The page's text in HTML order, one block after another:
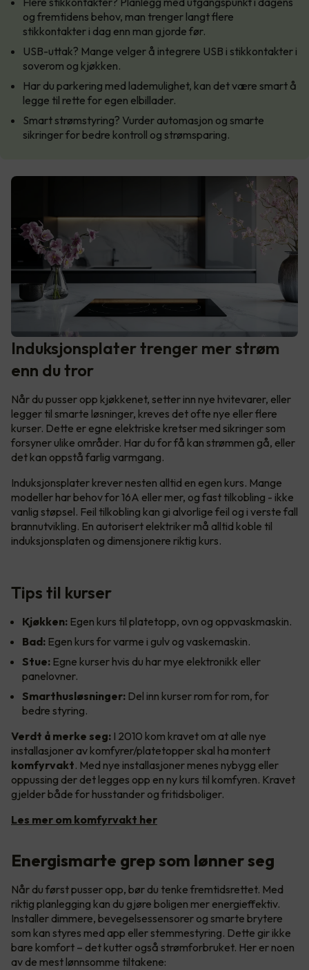
og fremtidens behov, man trenger langt flere
stikkontakter i dag enn man gjorde før.
USB-uttak? Mange velger å integrere USB i stikkontakter i
soverom og kjøkken.
Har du parkering med lademulighet, kan det være smart å
legge til rette for egen elbillader.
Smart strømstyring? Vurder automasjon og smarte
sikringer for bedre kontroll og strømsparing.
Induksjonsplater trenger mer strøm
enn du tror
Når du pusser opp kjøkkenet, setter inn nye hvitevarer, eller
legger til smarte løsninger, kreves det ofte nye eller flere
kurser. Dette er egne elektriske kretser med sikringer som
forsyner ulike områder. Har du for få kan strømmen gå, eller
det kan oppstå farlig varmgang.
Induksjonsplater krever nesten alltid en egen kurs. Mange
modeller har behov for 16A eller mer, og fast tilkobling - ikke
vanlig støpsel. Feil tilkobling kan gi alvorlige feil og i verste fall
brannutvikling. En autorisert elektriker må alltid koble til
induksjonsplaten og dimensjonere riktig kurs.
Tips til kurser
Kjøkken: Egen kurs til platetopp, ovn og oppvaskmaskin.
Bad: Egen kurs for varme i gulv og vaskemaskin.
Stue: Egne kurser hvis du har mye elektronikk eller
panelovner.
Smarthusløsninger: Del inn kurser rom for rom, for
bedre styring.
Verdt å merke seg: I 2010 kom kravet om at alle nye
installasjoner av komfyrer/platetopper skal ha montert
komfyrvakt. Med nye installasjoner menes nybygg eller
oppussing der det legges opp en ny kurs til komfyren. Kravet
gjelder både for husstander og fritidsboliger.
Les mer om komfyrvakt her
Energismarte grep som lønner seg
Når du først pusser opp, bør du tenke fremtidsrettet. Med
riktig planlegging kan du gjøre boligen mer energieffektiv.
Installer dimmere, bevegelsessensorer og smarte brytere
som kan styres med app eller stemmestyring. Dette gir ikke
bare komfort – det kutter også strømforbruket. Her er noen
av de mest lønnsomme tiltakene: